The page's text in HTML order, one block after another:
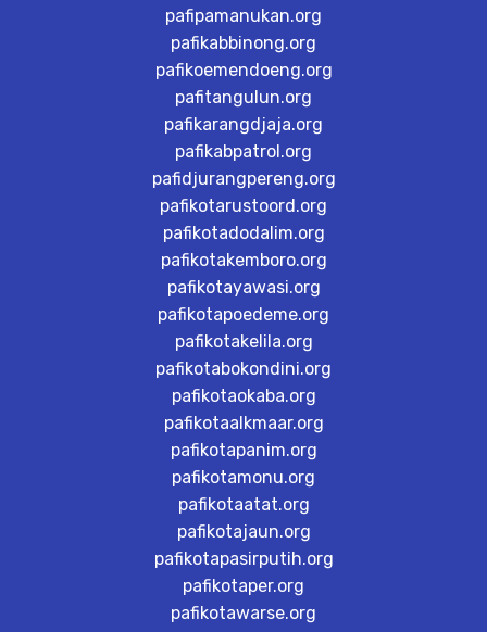
pafipamanukan.org
pafikabbinong.org
pafikoemendoeng.org
pafitangulun.org
pafikarangdjaja.org
pafikabpatrol.org
pafidjurangpereng.org
pafikotarustoord.org
pafikotadodalim.org
pafikotakemboro.org
pafikotayawasi.org
pafikotapoedeme.org
pafikotakelila.org
pafikotabokondini.org
pafikotaokaba.org
pafikotaalkmaar.org
pafikotapanim.org
pafikotamonu.org
pafikotaatat.org
pafikotajaun.org
pafikotapasirputih.org
pafikotaper.org
pafikotawarse.org